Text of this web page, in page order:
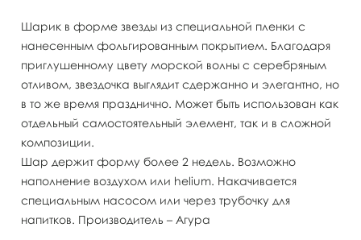
Шарик в форме звезды из специальной пленки с
нанесенным фольгированным покрытием. Благодаря
приглушенному цвету морской волны с серебряным
отливом, звездочка выглядит сдержанно и элегантно, но
в то же время празднично. Может быть использован как
отдельный самостоятельный элемент, так и в сложной
композиции.
Шар держит форму более 2 недель. Возможно
наполнение воздухом или helium. Накачивается
специальным насосом или через трубочку для
напитков. Производитель – Агура